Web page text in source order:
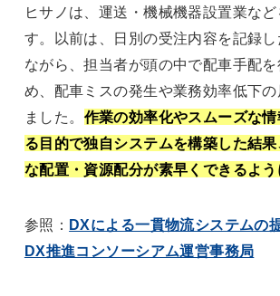
ヒサノは、運送・機械機器設置業な
す。以前は、日別の受注内容を記録
ながら、担当者が頭の中で配車手配
め、配車ミスの発生や業務効率低下
ました。 作業の効率化やスムーズな
る目的で独自システムを構築した結
な配置・資源配分が素早くできるよう
参照： DXによる一貫物流システムの
DX推進コンソーシアム運営事務局